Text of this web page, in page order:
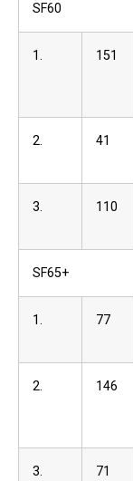
SF60
1. 151
2. 41
3. 110
SF65+
1. 77
2. 146
3. 71